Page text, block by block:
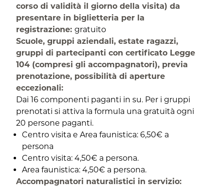
corso di validità il giorno della visita) da
presentare in biglietteria per la
registrazione:gratuito
Scuole, gruppi aziendali, estate ragazzi,
gruppi di partecipanti con certificato Legge
104 (compresi gli accompagnatori), previa
prenotazione, possibilità di aperture
eccezionali:
Dai 16 componenti paganti in su. Per i gruppi
prenotati si attiva la formula una gratuità ogni
20 persone paganti.
Centro visita e Area faunistica: 6,50€ a
persona
Centro visita: 4,50€ a persona.
Area faunistica: 4,50€ a persona.
Accompagnatori naturalistici in servizio: